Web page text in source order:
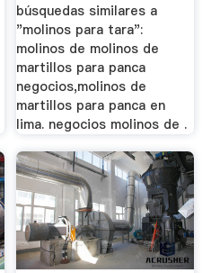
búsquedas similares a
"molinos para tara":
molinos de molinos de
martillos para panca
negocios,molinos de
martillos para panca en
lima. negocios molinos de .